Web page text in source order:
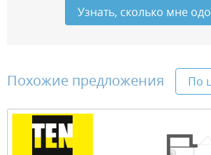
Узнать, сколько мне
Похожие предложения По